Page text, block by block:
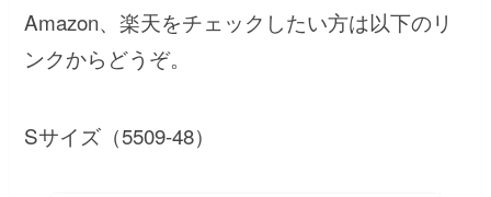
Amazon、楽天をチェックしたい方は以下のリ
ンクからどうぞ。
Sサイズ（5509-48）